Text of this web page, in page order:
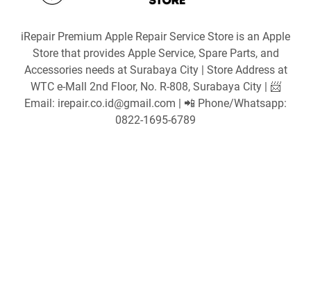
iRepair Premium Apple Repair Service Store is an Apple
Store that provides Apple Service, Spare Parts, and
Accessories needs at Surabaya City | Store Address at
WTC e-Mall 2nd Floor, No. R-808, Surabaya City | 📨
Email: irepair.co.id@gmail.com | 📲 Phone/Whatsapp:
0822-1695-6789